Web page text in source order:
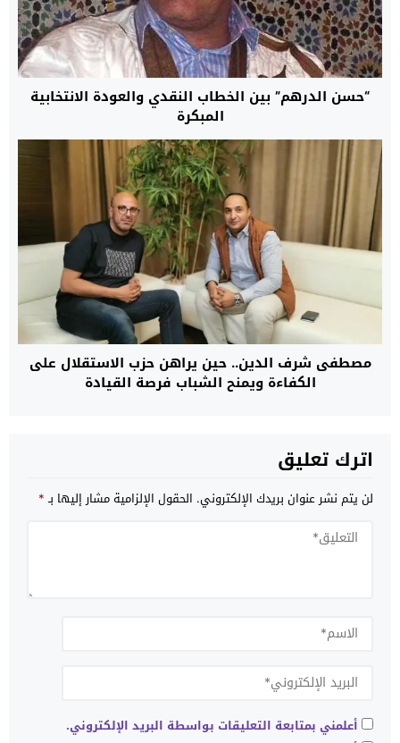
“حسن الدرهم” بين الخطاب النقدي والعودة الانتخابية
المبكرة
مصطفى شرف الدين.. حين يراهن حزب الاستقلال على
الكفاءة ويمنح الشباب فرصة القيادة
اترك تعليق
لن يتم نشر عنوان بريدك الإلكتروني. الحقول الإلزامية مشار إليها بـ*
أعلمني بمتابعة التعليقات بواسطة البريد الإلكتروني.